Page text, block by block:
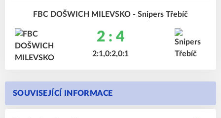
FBC DOŠWICH MILEVSKO - Snipers Třebíč
2 : 4
2:1,0:2,0:1
SOUVISEJÍCÍ INFORMACE